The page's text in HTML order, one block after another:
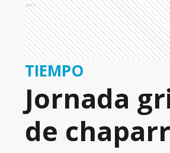
Ads
TIEMPO
Jornada
de